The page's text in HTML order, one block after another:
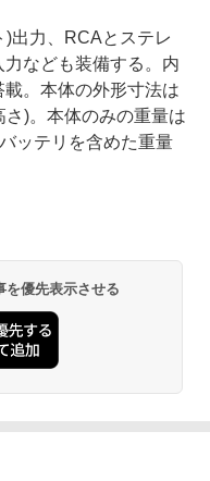
出力、RCAとステレ
なども装備する。内
。本体の外形寸法は
)。本体のみの重量は
ッテリを含めた重量
優先表示させる